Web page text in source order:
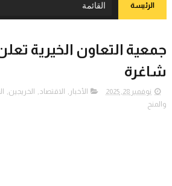
الرئيسة
جمعية التعاون الخيرية
شاغرة
نوفمبر 28, 2025 الأخبار , الاقتصاد, الخريجين,
والمنح